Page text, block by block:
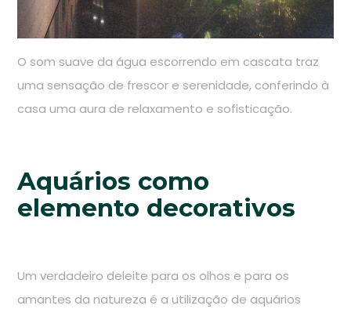
O som suave da água escorrendo em cascata traz
uma sensação de frescor e serenidade, conferindo à
casa uma aura de relaxamento e sofisticação.
Aquários como
elemento decorativos
Um verdadeiro deleite para os olhos e para os
amantes da natureza é a utilização de aquários